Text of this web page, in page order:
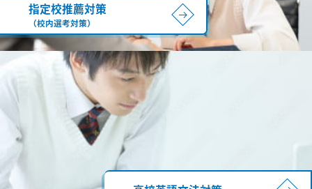
指定校推薦対策
（校内選考対策）